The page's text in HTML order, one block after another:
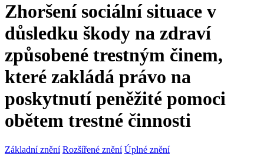
Zhoršení sociální situace v
důsledku škody na zdraví
způsobené trestným činem,
které zakládá právo na
poskytnutí peněžité pomoci
obětem trestné činnosti
Základní znění Rozšířené znění Úplné znění